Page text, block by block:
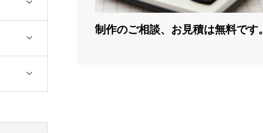
制作のご相談、お見積は無料です。